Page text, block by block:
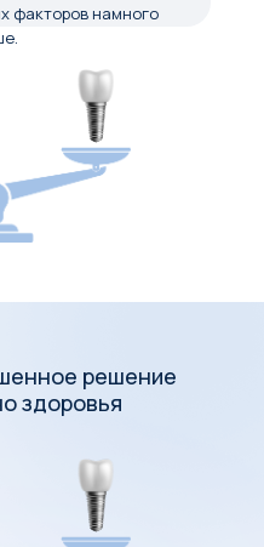
факторов намного
решение
здоровья